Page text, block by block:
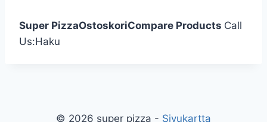
Super PizzaOstoskoriCompare Products Call
Us:Haku
© 2026 super pizza - Sivukartta